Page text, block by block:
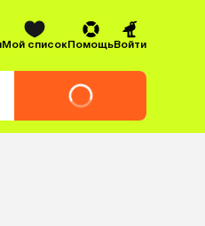
Мой списокПомощьВойти